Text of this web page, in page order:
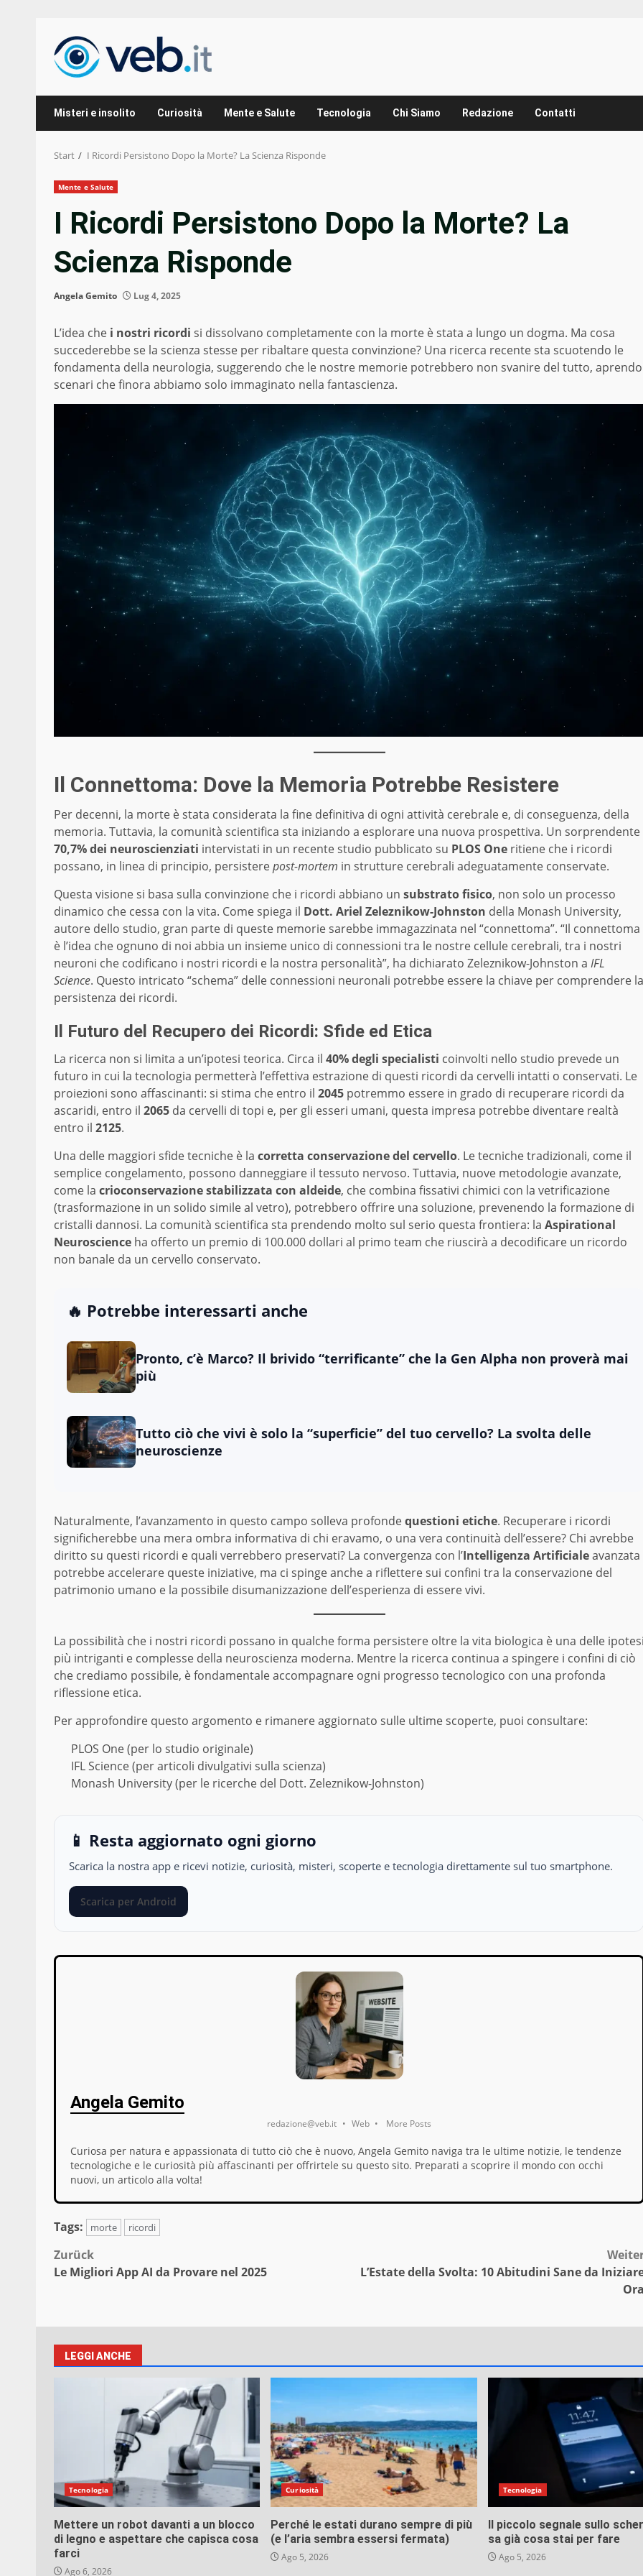
Inhalt
springen
Misteri e insolito Curiosità Mente e Salute Tecnologia Chi Siamo Redazione Contatti
Start I Ricordi Persistono Dopo la Morte? La Scienza Risponde
Mente e Salute
I Ricordi Persistono Dopo la Morte? La
Scienza Risponde
Angela Gemito Lug 4, 2025
L’idea che i nostri ricordi si dissolvano completamente con la morte è stata a lungo un dogma. Ma cosa
succederebbe se la scienza stesse per ribaltare questa convinzione? Una ricerca recente sta scuotendo le
fondamenta della neurologia, suggerendo che le nostre memorie potrebbero non svanire del tutto, aprendo
scenari che finora abbiamo solo immaginato nella fantascienza.
Il Connettoma: Dove la Memoria Potrebbe Resistere
Per decenni, la morte è stata considerata la fine definitiva di ogni attività cerebrale e, di conseguenza, della
memoria. Tuttavia, la comunità scientifica sta iniziando a esplorare una nuova prospettiva. Un sorprendente
70,7% dei neuroscienziati intervistati in un recente studio pubblicato su PLOS One ritiene che i ricordi
possano, in linea di principio, persisterepost-mortem in strutture cerebrali adeguatamente conservate.
Questa visione si basa sulla convinzione che i ricordi abbiano un substrato fisico, non solo un processo
dinamico che cessa con la vita. Come spiega il Dott. Ariel Zeleznikow-Johnston della Monash University,
autore dello studio, gran parte di queste memorie sarebbe immagazzinata nel “connettoma”. “Il connettoma
è l’idea che ognuno di noi abbia un insieme unico di connessioni tra le nostre cellule cerebrali, tra i nostri
neuroni che codificano i nostri ricordi e la nostra personalità”, ha dichiarato Zeleznikow-Johnston a IFL
Science. Questo intricato “schema” delle connessioni neuronali potrebbe essere la chiave per comprendere la
persistenza dei ricordi.
Il Futuro del Recupero dei Ricordi: Sfide ed Etica
La ricerca non si limita a un’ipotesi teorica. Circa il 40% degli specialisti coinvolti nello studio prevede un
futuro in cui la tecnologia permetterà l’effettiva estrazione di questi ricordi da cervelli intatti o conservati. Le
proiezioni sono affascinanti: si stima che entro il 2045 potremmo essere in grado di recuperare ricordi da
ascaridi, entro il 2065 da cervelli di topi e, per gli esseri umani, questa impresa potrebbe diventare realtà
entro il 2125.
Una delle maggiori sfide tecniche è la corretta conservazione del cervello. Le tecniche tradizionali, come il
semplice congelamento, possono danneggiare il tessuto nervoso. Tuttavia, nuove metodologie avanzate,
come la crioconservazione stabilizzata con aldeide, che combina fissativi chimici con la vetrificazione
(trasformazione in un solido simile al vetro), potrebbero offrire una soluzione, prevenendo la formazione di
cristalli dannosi. La comunità scientifica sta prendendo molto sul serio questa frontiera: la Aspirational
Neuroscience ha offerto un premio di 100.000 dollari al primo team che riuscirà a decodificare un ricordo
non banale da un cervello conservato.
🔥 Potrebbe interessarti anche
Pronto, c’è Marco? Il brivido “terrificante” che la Gen Alpha non proverà mai
più
Tutto ciò che vivi è solo la “superficie” del tuo cervello? La svolta delle
neuroscienze
Naturalmente, l’avanzamento in questo campo solleva profondequestioni etiche. Recuperare i ricordi
significherebbe una mera ombra informativa di chi eravamo, o una vera continuità dell’essere? Chi avrebbe
diritto su questi ricordi e quali verrebbero preservati? La convergenza con l’Intelligenza Artificialeavanzata
potrebbe accelerare queste iniziative, ma ci spinge anche a riflettere sui confini tra la conservazione del
patrimonio umano e la possibile disumanizzazione dell’esperienza di essere vivi.
La possibilità che i nostri ricordi possano in qualche forma persistere oltre la vita biologica è una delle
più intriganti e complesse della neuroscienza moderna. Mentre la ricerca continua a spingere i confini di ciò
che crediamo possibile, è fondamentale accompagnare ogni progresso tecnologico con una profonda
riflessione etica.
Per approfondire questo argomento e rimanere aggiornato sulle ultime scoperte, puoi consultare:
PLOS One(per lo studio originale)
IFL Science(per articoli divulgativi sulla scienza)
Monash University(per le ricerche del Dott. Zeleznikow-Johnston)
📱 Resta aggiornato ogni giorno
Scarica la nostra app e ricevi notizie, curiosità, misteri, scoperte e tecnologia direttamente sul tuo smartphone.
Scarica per Android
Angela Gemito
redazione@veb.it • Web • More Posts
Curiosa per natura e appassionata di tutto ciò che è nuovo, Angela Gemito naviga tra le ultime notizie, le tendenze
tecnologiche e le curiosità più affascinanti per offrirtele su questo sito. Preparati a scoprire il mondo con occhi
nuovi, un articolo alla volta!
Tags: morte ricordi
Beitragsnavigation
Zurück
Le Migliori App AI da Provare nel 2025
L’Estate della Svolta: 10 Abitudini Sane da
LEGGI ANCHE
Tecnologia
Mettere un robot davanti a un blocco
di legno e aspettare che capisca cosa
farci
Ago 6, 2026
Curiosità
Perché le estati durano sempre di più
(e l’aria sembra essersi fermata)
Ago 5, 2026
Tecnologia
Il piccolo segnale sullo
sa già cosa stai per fare
Ago 5, 2026